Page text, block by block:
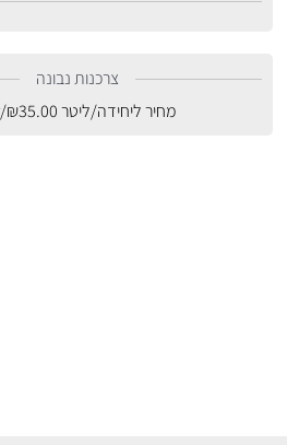
צרכנות נבונה
מחיר ליחידה/ליטר
₪35.00
/err